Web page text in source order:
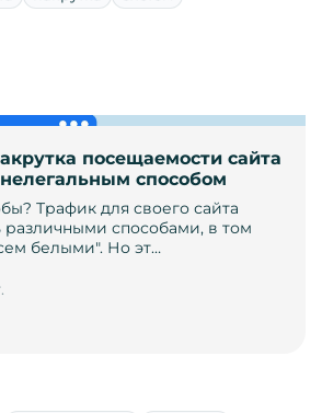
посещаемости сайта
способом
Трафик для своего сайта
различными способами, в том
белыми". Но эт…